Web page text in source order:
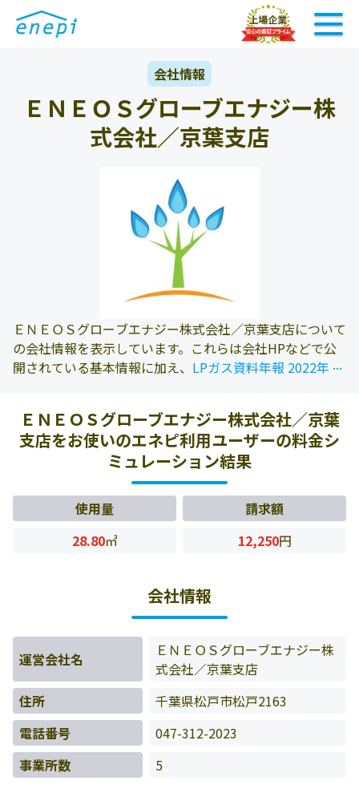
会社情報
ＥＮＥＯＳグローブエナジー株
式会社／京葉支店
ＥＮＥＯＳグローブエナジー株式会社／京葉支店について
の会社情報を表示しています。これらは会社HPなどで公
開されている基本情報に加え、 LPガス資料年報 2022年版
報などを表示しています。
...
...
ＥＮＥＯＳグローブエナジー株式会社／京葉
支店をお使いのエネピ利用ユーザーの料金シ
ミュレーション結果
使用量
請求額
28.80㎥ 12,250円
会社情報
運営会社名
ＥＮＥＯＳグローブエナジー株
式会社／京葉支店
住所
千葉県松戸市松戸2163
電話番号
047-312-2023
事業所数
5